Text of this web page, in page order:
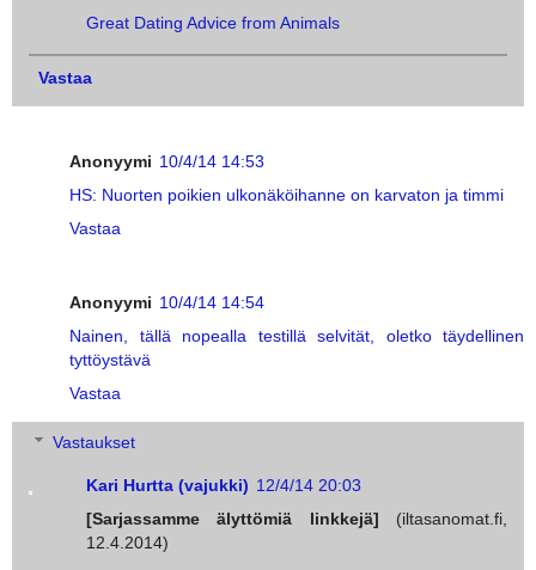
Great Dating Advice from Animals
Vastaa
Anonyymi 10/4/14 14:53
HS: Nuorten poikien ulkonäköihanne on karvaton ja timmi
Vastaa
Anonyymi 10/4/14 14:54
Nainen, tällä nopealla testillä selvität, oletko täydellinen
tyttöystävä
Vastaa
Vastaukset
Kari Hurtta (vajukki) 12/4/14 20:03
[Sarjassamme älyttömiä linkkejä] (iltasanomat.fi,
12.4.2014)